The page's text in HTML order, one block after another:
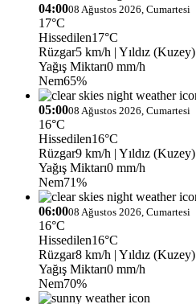
04:0008 Ağustos 2026, Cumartesi
17°C
Hissedilen17°C
Rüzgar5 km/h | Yıldız (Kuzey)
Yağış Miktarı0 mm/h
Nem65%
05:0008 Ağustos 2026, Cumartesi
16°C
Hissedilen16°C
Rüzgar9 km/h | Yıldız (Kuzey)
Yağış Miktarı0 mm/h
Nem71%
06:0008 Ağustos 2026, Cumartesi
16°C
Hissedilen16°C
Rüzgar8 km/h | Yıldız (Kuzey)
Yağış Miktarı0 mm/h
Nem70%